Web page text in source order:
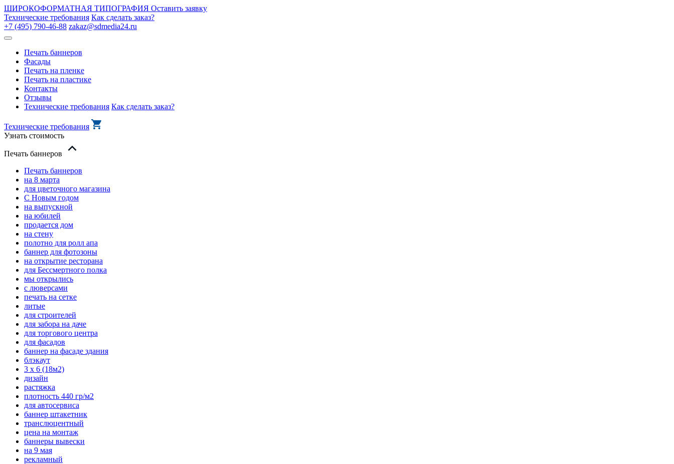
ШИРОКОФОРМАТНАЯ ТИПОГРАФИЯ Оставить заявку
Технические требования Как сделать заказ?
+7 (495) 790-46-88 zakaz@sdmedia24.ru
Печать баннеров
Фасады
Печать на пленке
Печать на пластике
Контакты
Отзывы
Технические требования Как сделать заказ?
Технические требования
Узнать стоимость
Печать баннеров
Печать баннеров
на 8 марта
для цветочного магазина
С Новым годом
на выпускной
на юбилей
продается дом
на стену
полотно для ролл апа
баннер для фотозоны
на открытие ресторана
для Бессмертного полка
мы открылись
с люверсами
печать на сетке
литые
для строителей
для забора на даче
для торгового центра
для фасадов
баннер на фасаде здания
блэкаут
3 х 6 (18м2)
дизайн
растяжка
плотность 440 гр/м2
для автосервиса
баннер штакетник
транслюцентный
цена на монтаж
баннеры вывески
на 9 мая
рекламный